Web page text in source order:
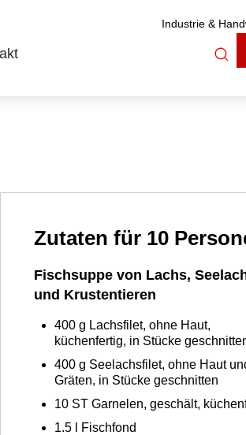
Industrie &
Zutaten für 10
Fischsuppe von Lachs,
und Krustentieren
400 g Lachsfilet, ohne Haut,
küchenfertig, in Stücke
400 g Seelachsfilet, ohne Haut
Gräten, in Stücke geschnitten
10 ST Garnelen, geschält,
1.5
Fischfond